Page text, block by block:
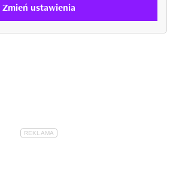
Zmień ustawienia